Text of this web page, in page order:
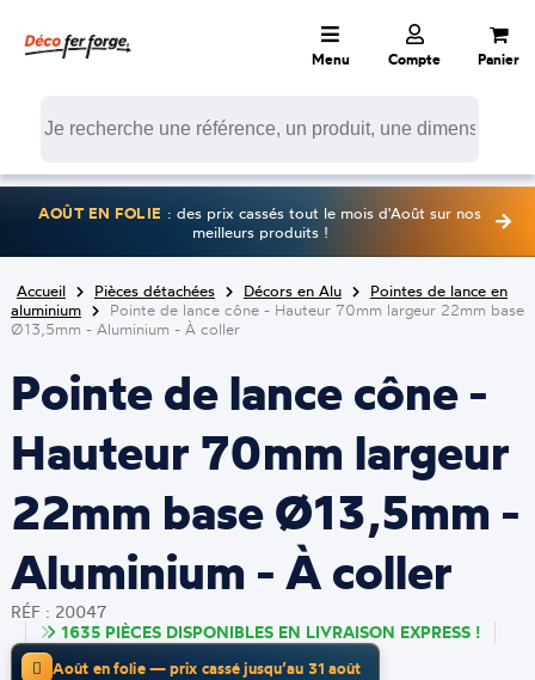
Menu Compte Panier
AOÛT EN FOLIE : des prix cassés tout le mois d'Août sur nos
meilleurs produits !
Accueil Pièces détachées Décors en Alu
Pointes de lance en
aluminium
Pointe de lance cône - Hauteur 70mm largeur 22mm base
Ø13,5mm - Aluminium - À coller
Pointe de lance cône -
Hauteur 70mm largeur
22mm base Ø13,5mm -
Aluminium - À coller
RÉF : 20047
1635 PIÈCES DISPONIBLES EN LIVRAISON EXPRESS !
Août en folie — prix cassé jusqu’au 31 août